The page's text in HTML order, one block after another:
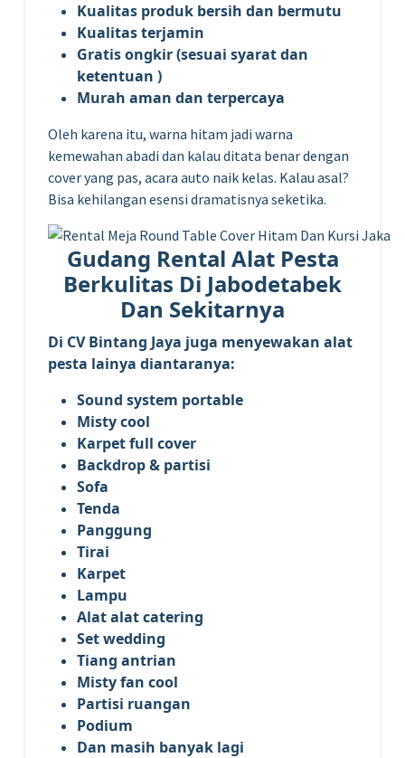
Kualitas produk bersih dan bermutu
Kualitas terjamin
Gratis ongkir (sesuai syarat dan
ketentuan )
Murah aman dan terpercaya
Oleh karena itu, warna hitam jadi warna
kemewahan abadi dan kalau ditata benar dengan
cover yang pas, acara auto naik kelas. Kalau asal?
Bisa kehilangan esensi dramatisnya seketika.
Gudang Rental Alat Pesta
Berkulitas Di Jabodetabek
Dan Sekitarnya
Di CV Bintang Jaya juga menyewakan alat
pesta lainya diantaranya:
Sound system portable
Misty cool
Karpet full cover
Backdrop & partisi
Sofa
Tenda
Panggung
Tirai
Karpet
Lampu
Alat alat catering
Set wedding
Tiang antrian
Misty fan cool
Partisi ruangan
Podium
Dan masih banyak lagi